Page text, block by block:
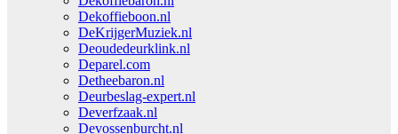
Dekoffieboon.nl
DeKrijgerMuziek.nl
Deoudedeurklink.nl
Deparel.com
Detheebaron.nl
Deurbeslag-expert.nl
Deverfzaak.nl
Devossenburcht.nl